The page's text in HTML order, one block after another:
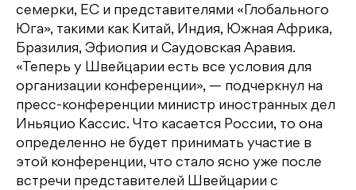
семерки, ЕС и представителями «Глобального
Юга», такими как Китай, Индия, Южная Африка,
Бразилия, Эфиопия и Саудовская Аравия.
«Теперь у Швейцарии есть все условия для
организации конференции», — подчеркнул на
пресс-конференции министр иностранных дел
Иньяцио Кассис. Что касается России, то она
определенно не будет принимать участие в
этой конференции, что стало ясно уже после
встречи представителей Швейцарии с